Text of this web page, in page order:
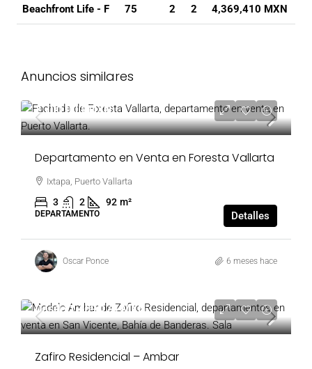
Beachfront Life - F 75 2 2 4,369,410 MXN
Anuncios similares
2,700,000 MXN
Departamento en Venta en Foresta Vallarta
Ixtapa, Puerto Vallarta
3 2 92 m²
DEPARTAMENTO Detalles
Oscar Ponce 6 meses hace
Desde1,469,174 MXN
Zafiro Residencial – Ambar